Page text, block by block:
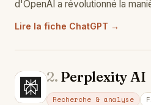
d'OpenAI a révolutionné la
Lire la fiche ChatGPT →
Pe
2. Perplexity AI
Recherche & analyse